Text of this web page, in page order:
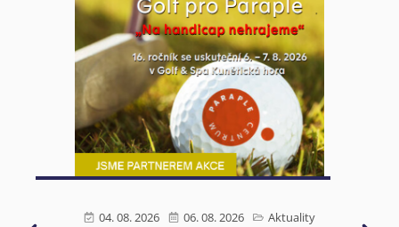
04. 08. 2026 06. 08. 2026 Aktuality